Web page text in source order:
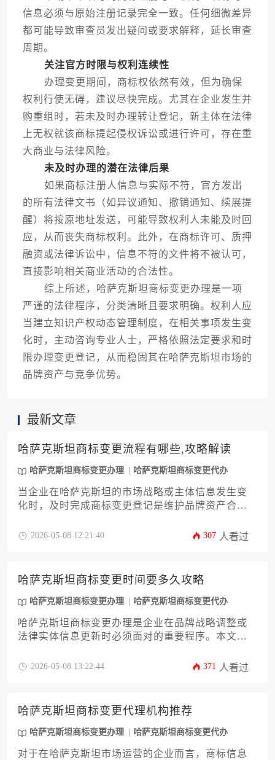
信息必须与原始注册记录完全一致。任何细微差异
都可能导致审查员发出疑问或要求解释，延长审查
周期。
关注官方时限与权利连续性
办理变更期间，商标权依然有效，但为确保
权利行使无碍，建议尽快完成。尤其在企业发生并
购重组时，若未及时办理转让登记，新主体在法律
上无权就该商标提起侵权诉讼或进行许可，存在重
大商业与法律风险。
未及时办理的潜在法律后果
如果商标注册人信息与实际不符，官方发出
的所有法律文书（如异议通知、撤销通知、续展提
醒）将按原地址发送，可能导致权利人未能及时回
应，从而丧失商标权利。此外，在商标许可、质押
融资或法律诉讼中，信息不符的文件将不被认可，
直接影响相关商业活动的合法性。
综上所述，哈萨克斯坦商标变更办理是一项
严谨的法律程序，分类清晰且要求明确。权利人应
当建立知识产权动态管理制度，在相关事项发生变
化时，主动咨询专业人士，严格依照法定要求和时
限办理变更登记，从而稳固其在哈萨克斯坦市场的
品牌资产与竞争优势。
最新文章
哈萨克斯坦商标变更流程有哪些,攻略解读
哈萨克斯坦商标变更办理 哈萨克斯坦商标变更代办
当企业在哈萨克斯坦的市场战略或主体信息发生变
化时，及时完成商标变更登记是维护品牌资产合法
者提供一份详尽的指南，系统解析从启动准备到最
略。通过本攻略，您将清晰掌握哈萨克斯坦商标变
更办理的实务路径，确保品牌权益在复杂国际商业
环境中的无缝衔接与持续保护。
2026-05-08 12:21:40 307 人看过
哈萨克斯坦商标变更时间要多久攻略
哈萨克斯坦商标变更办理 哈萨克斯坦商标变更代办
哈萨克斯坦商标变更办理是企业在品牌战略调整或
法律实体信息更新时必须面对的重要程序。本文旨
从提交申请到完成注册的全流程时间线，剖析影响
产在哈萨克斯坦市场的合法性与稳定性。
2026-05-08 13:22:44 371 人看过
哈萨克斯坦商标变更代理机构推荐
哈萨克斯坦商标变更办理 哈萨克斯坦商标变更代办
对于在哈萨克斯坦市场运营的企业而言，商标信息